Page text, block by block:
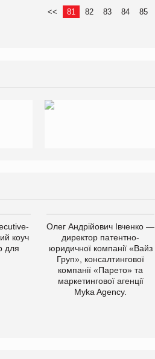
<< 81 82 83 84 85
коуч
для
Олег Андрійович Івченко —
директор патентно-
юридичної компанії «Вайз
Груп», консалтингової
компанії «Парето» та
маркетингової агенції
Myka Agency.